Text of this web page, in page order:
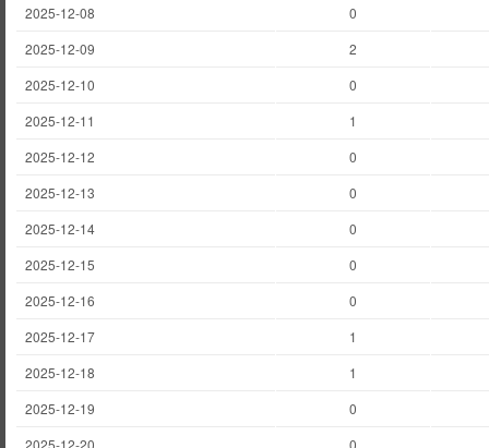
2025-12-08
0
2025-12-09
2
2025-12-10
0
2025-12-11
1
2025-12-12
0
2025-12-13
0
2025-12-14
0
2025-12-15
0
2025-12-16
0
2025-12-17
1
2025-12-18
1
2025-12-19
0